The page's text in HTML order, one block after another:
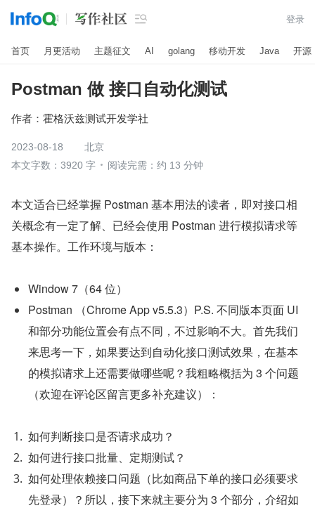
 登录
首页 月更活动 主题征文 AI golang 移动开发 Java 开源
Postman 做 接口自动化测试
作者： 霍格沃兹测试开发学社
2023-08-18
北京
本文字数：3920 字
阅读完需：约 13 分钟
本文适合已经掌握 Postman 基本用法的读者，即对接口相
关概念有一定了解、已经会使用 Postman 进行模拟请求等
基本操作。工作环境与版本：
Window 7（64 位）
Postman （Chrome App v5.5.3）P.S. 不同版本页面 UI
和部分功能位置会有点不同，不过影响不大。首先我们
来思考一下，如果要达到自动化接口测试效果，在基本
的模拟请求上还需要做哪些呢？我粗略概括为 3 个问题
（欢迎在评论区留言更多补充建议）：
如何判断接口是否请求成功？
如何进行接口批量、定期测试？
如何处理依赖接口问题（比如商品下单的接口必须要求
先登录）？所以，接下来就主要分为 3 个部分，介绍如